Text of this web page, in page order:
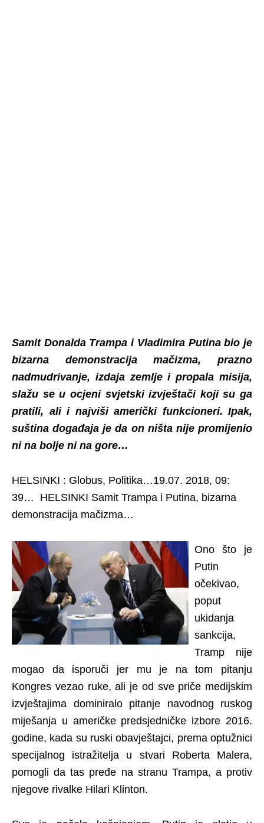
Samit Donalda Trampa i Vladimira Putina bio je
bizarna demonstracija mačizma, prazno
nadmudrivanje, izdaja zemlje i propala misija,
slažu se u ocjeni svjetski izvještači koji su ga
pratili, ali i najviši američki funkcioneri. Ipak,
suština događaja je da on ništa nije promijenio
ni na bolje ni na gore…
HELSINKI : Globus, Politika…19.07. 2018, 09:
39… HELSINKI Samit Trampa i Putina, bizarna
demonstracija mačizma…
Ono što je
Putin
očekivao,
poput
ukidanja
sankcija,
Tramp nije
mogao da isporuči jer mu je na tom pitanju
Kongres vezao ruke, ali je od sve priče medijskim
izvještajima dominiralo pitanje navodnog ruskog
miješanja u američke predsjedničke izbore 2016.
godine, kada su ruski obavještajci, prema optužnici
specijalnog istražitelja u stvari Roberta Malera,
pomogli da tas pređe na stranu Trampa, a protiv
njegove rivalke Hilari Klinton.